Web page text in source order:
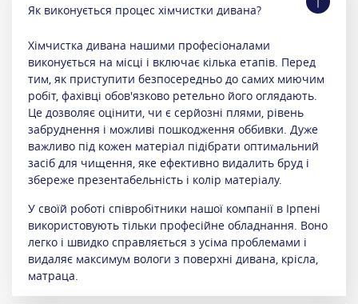
Як виконується процес хімчистки дивана?
Хімчистка дивана нашими професіоналами
виконується на місці і включає кілька етапів. Перед
тим, як приступити безпосередньо до самих миючим
робіт, фахівці обов'язково ретельно його оглядають.
Це дозволяє оцінити, чи є серйозні плями, рівень
забруднення і можливі пошкодження оббивки. Дуже
важливо під кожен матеріал підібрати оптимальний
засіб для чищення, яке ефективно видалить бруд і
збереже презентабельність і колір матеріалу.
У своїй роботі співробітники нашої компанії в Ірпені
використовують тільки професійне обладнання. Воно
легко і швидко справляється з усіма проблемами і
видаляє максимум вологи з поверхні дивана, крісла,
матраца.